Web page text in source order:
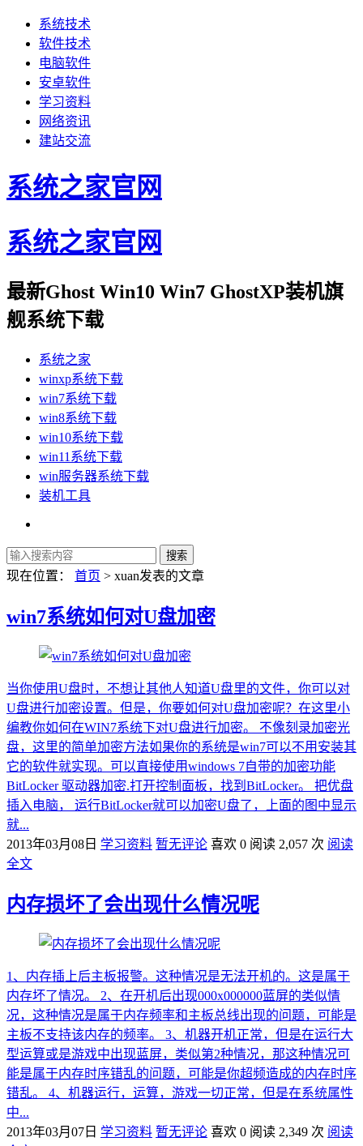
系统技术
软件技术
电脑软件
安卓软件
学习资料
网络资讯
建站交流
系统之家官网
系统之家官网
最新Ghost Win10 Win7 GhostXP装机旗
舰系统下载
系统之家
winxp系统下载
win7系统下载
win8系统下载
win10系统下载
win11系统下载
win服务器系统下载
装机工具
现在位置： 首页 > xuan发表的文章
win7系统如何对U盘加密
当你使用U盘时，不想让其他人知道U盘里的文件，你可以对
U盘进行加密设置。但是，你要如何对U盘加密呢？在这里小
编教你如何在WIN7系统下对U盘进行加密。 不像刻录加密光
盘，这里的简单加密方法如果你的系统是win7可以不用安装其
它的软件就实现。可以直接使用windows 7自带的加密功能
BitLocker 驱动器加密.打开控制面板，找到BitLocker。 把优盘
插入电脑， 运行BitLocker就可以加密U盘了，上面的图中显示
就...
2013年03月08日 学习资料 暂无评论 喜欢 0 阅读 2,057 次 阅读
全文
内存损坏了会出现什么情况呢
1、内存插上后主板报警。这种情况是无法开机的。这是属于
内存坏了情况。 2、在开机后出现000x000000蓝屏的类似情
况，这种情况是属于内存频率和主板总线出现的问题，可能是
主板不支持该内存的频率。 3、机器开机正常，但是在运行大
型运算或是游戏中出现蓝屏，类似第2种情况，那这种情况可
能是属于内存时序错乱的问题，可能是你超频造成的内存时序
错乱。 4、机器运行，运算，游戏一切正常，但是在系统属性
中...
2013年03月07日 学习资料 暂无评论 喜欢 0 阅读 2,349 次 阅读